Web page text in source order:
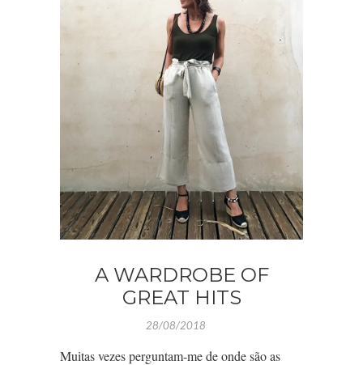
A WARDROBE OF
GREAT HITS
28/08/2018
Muitas vezes perguntam-me de onde são as